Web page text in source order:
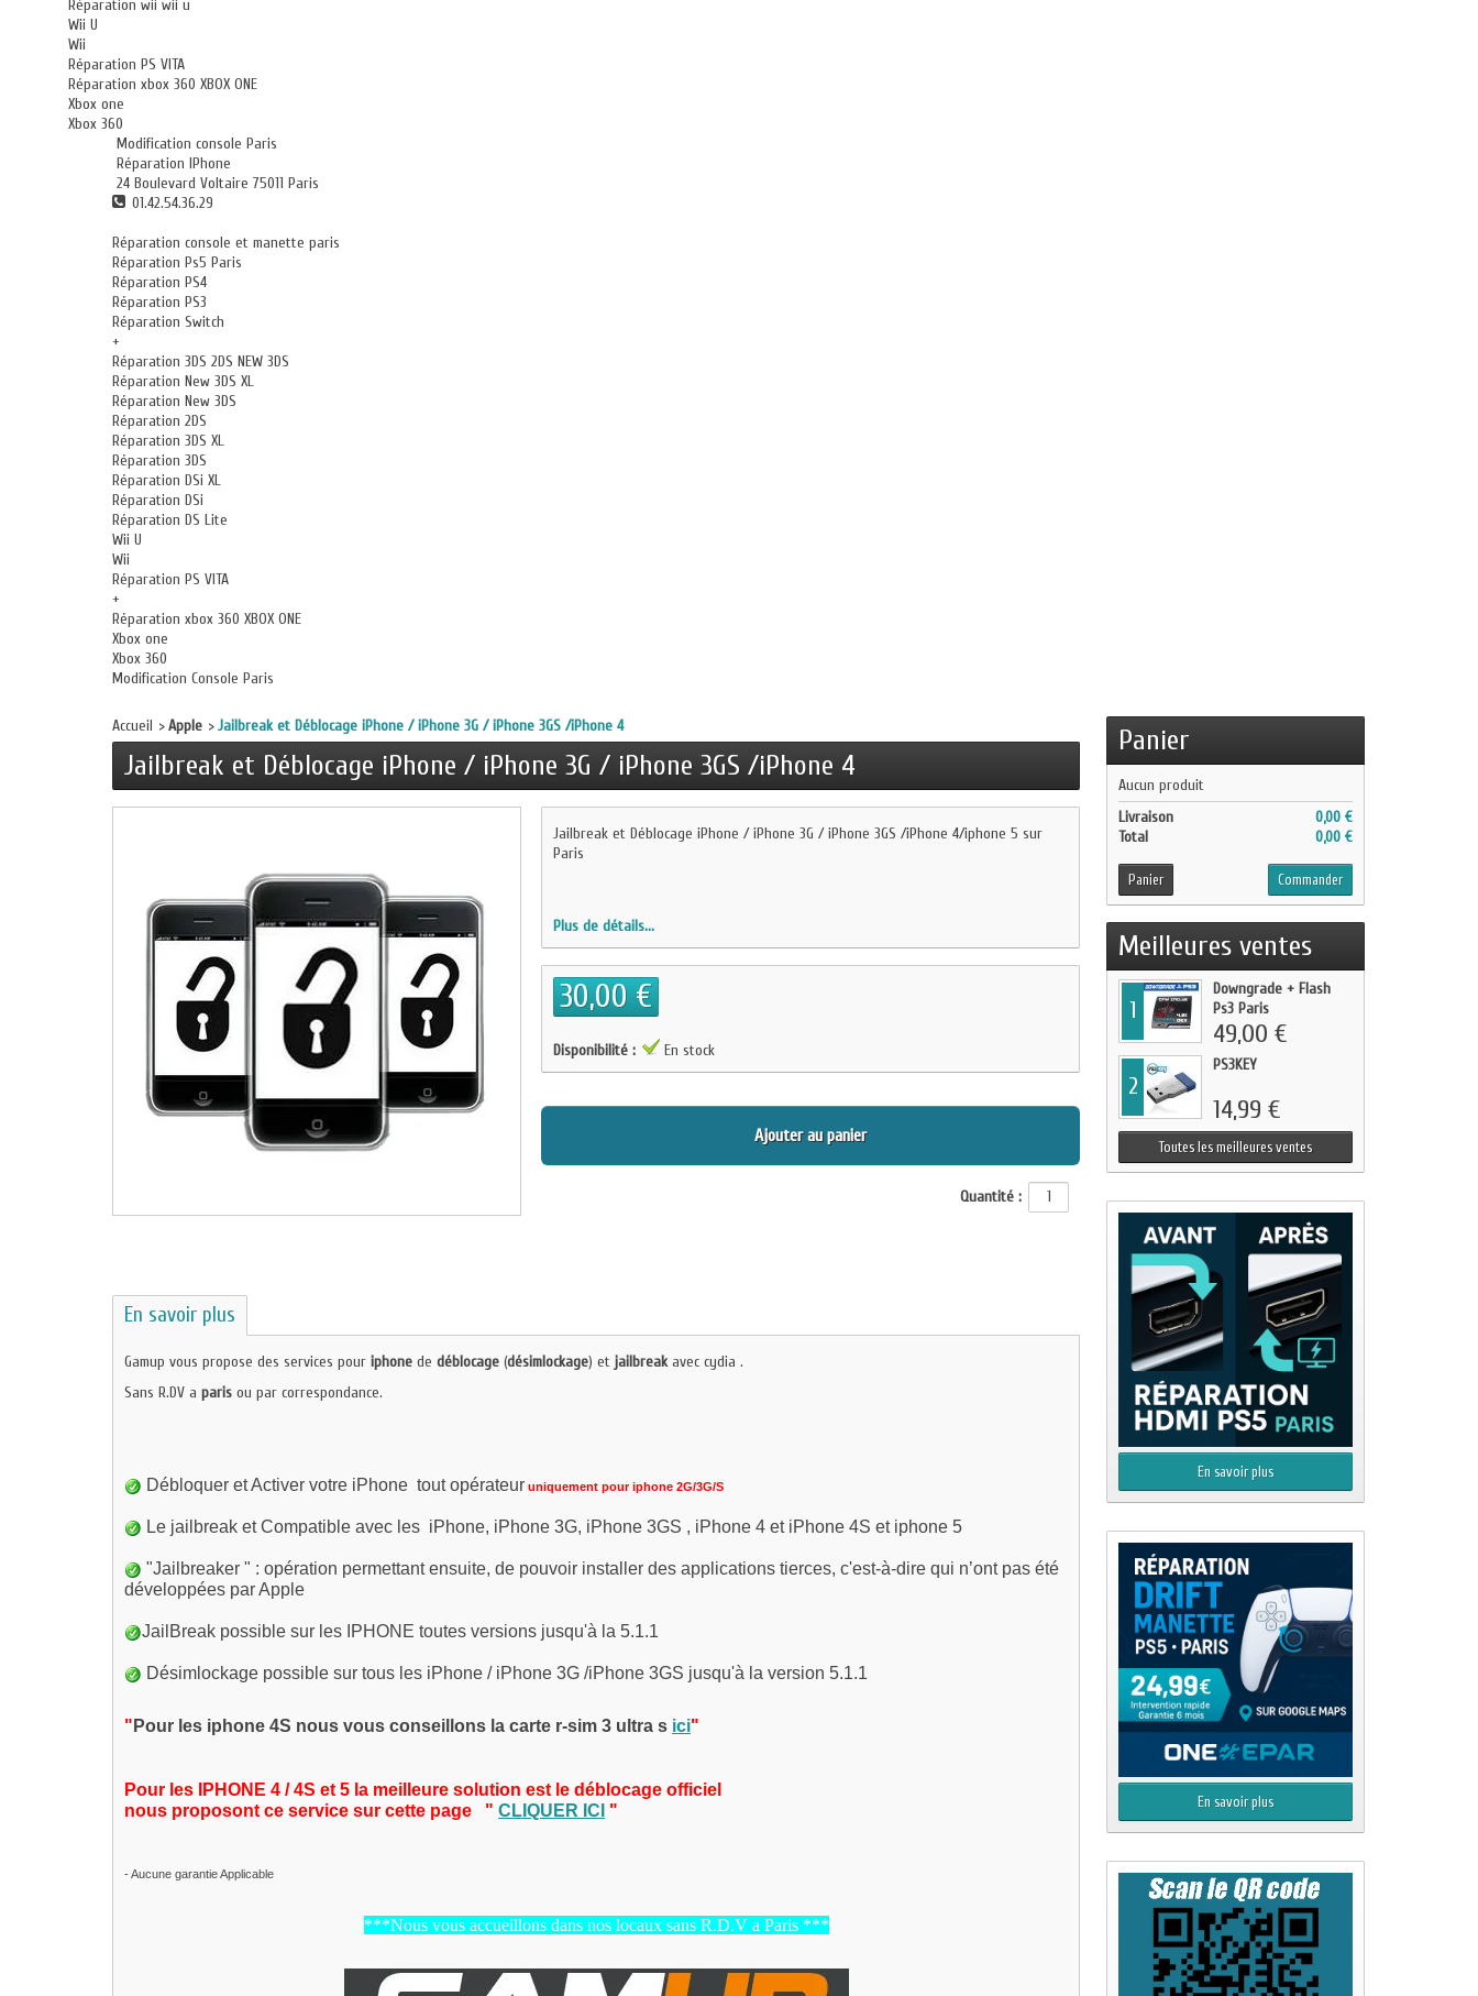
Réparation wii wii u
Wii U
Wii
Réparation PS VITA
Réparation xbox 360 XBOX ONE
Xbox one
Xbox 360
Modification console Paris
Réparation IPhone
24 Boulevard Voltaire 75011 Paris
01.42.54.36.29
Réparation console et manette paris
Réparation Ps5 Paris
Réparation PS4
Réparation PS3
Réparation Switch
+
Réparation 3DS 2DS NEW 3DS
Réparation New 3DS XL
Réparation New 3DS
Réparation 2DS
Réparation 3DS XL
Réparation 3DS
Réparation DSi XL
Réparation DSi
Réparation DS Lite
Wii U
Wii
Réparation PS VITA
+
Réparation xbox 360 XBOX ONE
Xbox one
Xbox 360
Modification Console Paris
Accueil >Apple >Jailbreak et Déblocage iPhone / iPhone 3G / iPhone 3GS /iPhone 4
Jailbreak et Déblocage iPhone / iPhone 3G / iPhone 3GS /iPhone 4
Jailbreak et Déblocage iPhone / iPhone 3G / iPhone 3GS /iPhone 4/iphone 5 sur
Paris
Plus de détails...
30,00 €
Disponibilité : En stock
Ajouter au panier
Quantité :
En savoir plus
Gamup vous propose des services pour iphone de déblocage (désimlockage) et jailbreakavec cydia .
Sans R.DV a paris ou par correspondance.
Débloquer et Activer votre iPhone tout opérateur uniquement pour iphone 2G/3G/S
Le jailbreak et Compatible avec les iPhone, iPhone 3G, iPhone 3GS , iPhone 4 et iPhone 4S et iphone 5
"Jailbreaker " : opération permettant ensuite, de pouvoir installer des applications tierces, c'est-à-dire qui n’ont pas été
développées par Apple
JailBreak possible sur les IPHONE toutes versions jusqu'à la 5.1.1
Désimlockage possible sur tous les iPhone / iPhone 3G /iPhone 3GS jusqu'à la version 5.1.1
" Pour les iphone 4S nous vous conseillons la carte r-sim 3 ultra s ici"
Pour les IPHONE 4 / 4S et 5 la meilleure solution est le déblocage officiel
nous proposont ce service sur cette page " CLIQUER ICI "
- Aucune garantie Applicable
***Nous vous accueillons dans nos locaux sans R.D.V a Paris ***
Panier
Aucun produit
0,00 €
Livraison
0,00 €
Total
Panier Commander
Meilleures ventes
1
Downgrade + Flash
Ps3 Paris
49,00 €
2
PS3KEY
14,99 €
Toutes les meilleures ventes
En savoir plus
En savoir plus